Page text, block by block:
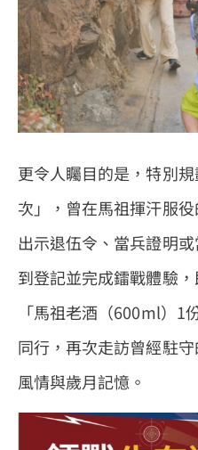
更令人矚目的是，特別
次」，曾在馬祖揮汗服
出示退伍令、當兵證明
到登記並完成鐳戰體驗
「馬祖老酒（600ml）1
同行，再次走訪曾經駐
風情與歲月記憶。